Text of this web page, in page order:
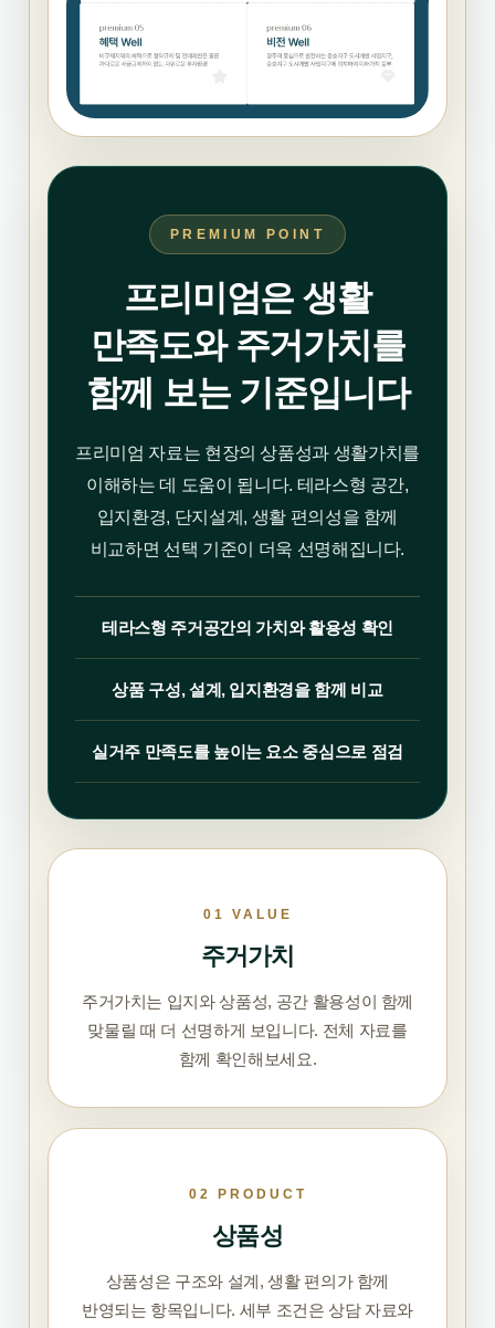
PREMIUM POINT
프리미엄은 생활
만족도와 주거가치를
함께 보는 기준입니다
프리미엄 자료는 현장의 상품성과 생활가치를
이해하는 데 도움이 됩니다. 테라스형 공간,
입지환경, 단지설계, 생활 편의성을 함께
비교하면 선택 기준이 더욱 선명해집니다.
테라스형 주거공간의 가치와 활용성 확인
상품 구성, 설계, 입지환경을 함께 비교
실거주 만족도를 높이는 요소 중심으로 점검
01 VALUE
주거가치
주거가치는 입지와 상품성, 공간 활용성이 함께
맞물릴 때 더 선명하게 보입니다. 전체 자료를
함께 확인해보세요.
02 PRODUCT
상품성
상품성은 구조와 설계, 생활 편의가 함께
반영되는 항목입니다. 세부 조건은 상담 자료와